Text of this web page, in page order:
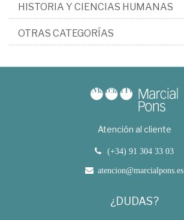
HISTORIA Y CIENCIAS HUMANAS
OTRAS CATEGORÍAS
Atención al cliente
(+34) 91 304 33 03
atencion@marcialpons.es
¿DUDAS?